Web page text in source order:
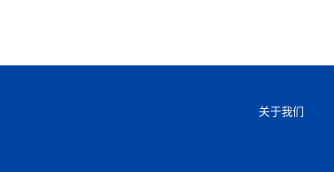
关于我们